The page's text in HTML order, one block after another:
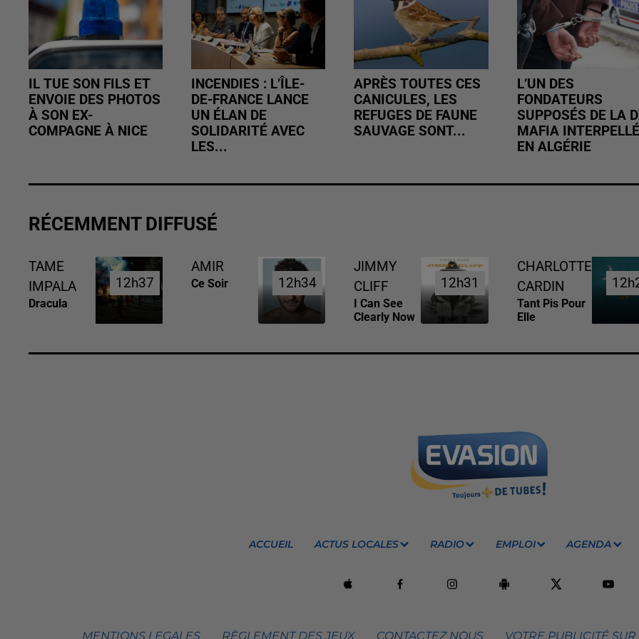
IL TUE SON FILS ET
ENVOIE DES PHOTOS
À SON EX-
COMPAGNE À NICE
INCENDIES : L’ÎLE-
DE-FRANCE LANCE
UN ÉLAN DE
SOLIDARITÉ AVEC
LES...
APRÈS TOUTES CES
CANICULES, LES
REFUGES DE FAUNE
SAUVAGE SONT...
L’UN DES
FONDATEURS
SUPPOSÉS DE LA
MAFIA INTERPELLÉ
EN ALGÉRIE
RÉCEMMENT DIFFUSÉ
TAME
IMPALA
Dracula
12h37
12h37
AMIR
Ce Soir 12h34
12h34
JIMMY
CLIFF
I Can See
Clearly Now
12h31
12h31
CHARLOTTE
CARDIN
Tant Pis Pour
Elle
ACCUEIL ACTUS LOCALES RADIO EMPLOI AGENDA
MENTIONS LEGALES RÈGLEMENT DES JEUX CONTACTEZ NOUS VOTRE PUBLICITÉ